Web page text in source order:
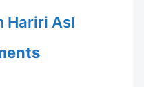
Hariri Asl
on